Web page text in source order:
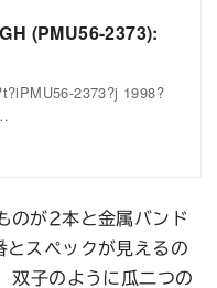
(PMU56-2373):
2373?j 1998?
のが2本と金属バンド
スペックが見えるの
子のように瓜二つの